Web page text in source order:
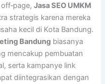
off‑page,Jasa SEO UMKM
strategis karena mereka
kecil di Kota Bandung.
Bandung biasanya
mencakup pembuatan
serta kampanye link
diintegrasikan dengan